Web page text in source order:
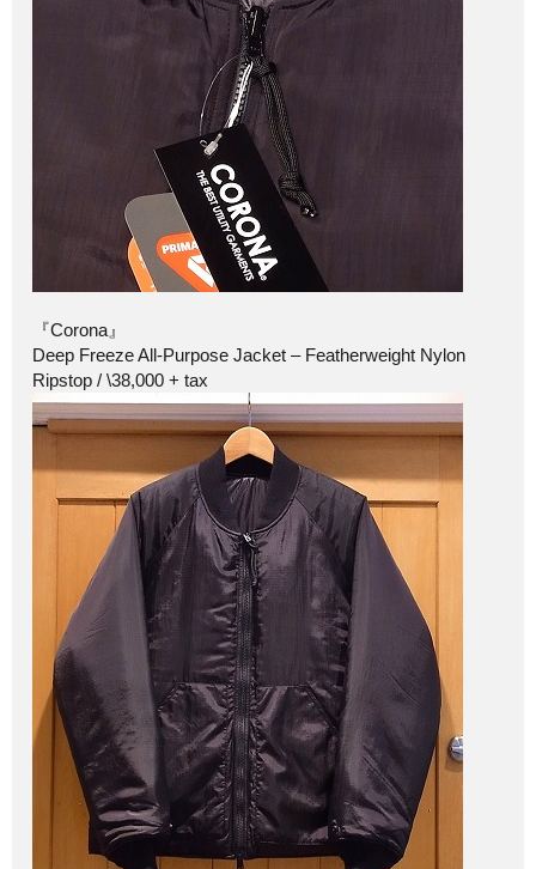
『Corona』
Deep Freeze All-Purpose Jacket – Featherweight Nylon
Ripstop / \38,000 + tax